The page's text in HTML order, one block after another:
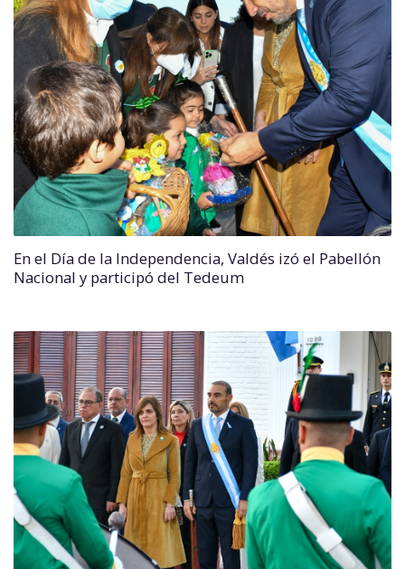
En el Día de la Independencia, Valdés izó el Pabellón
Nacional y participó del Tedeum